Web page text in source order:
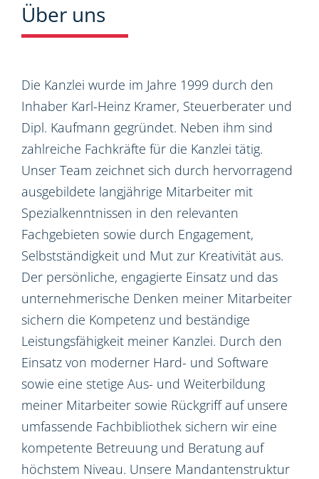
Über uns
Die Kanzlei wurde im Jahre 1999 durch den
Inhaber Karl-Heinz Kramer, Steuerberater und
Dipl. Kaufmann gegründet. Neben ihm sind
zahlreiche Fachkräfte für die Kanzlei tätig.
Unser Team zeichnet sich durch hervorragend
ausgebildete langjährige Mitarbeiter mit
Spezialkenntnissen in den relevanten
Fachgebieten sowie durch Engagement,
Selbstständigkeit und Mut zur Kreativität aus.
Der persönliche, engagierte Einsatz und das
unternehmerische Denken meiner Mitarbeiter
sichern die Kompetenz und beständige
Leistungsfähigkeit meiner Kanzlei. Durch den
Einsatz von moderner Hard- und Software
sowie eine stetige Aus- und Weiterbildung
meiner Mitarbeiter sowie Rückgriff auf unsere
umfassende Fachbibliothek sichern wir eine
kompetente Betreuung und Beratung auf
höchstem Niveau. Unsere Mandantenstruktur